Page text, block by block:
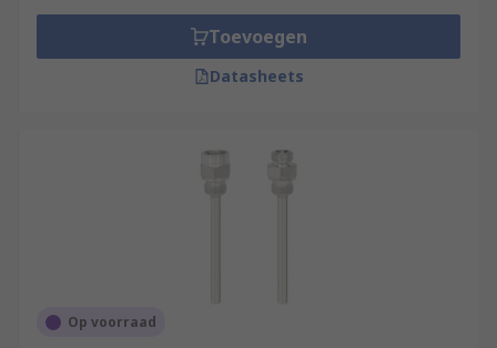
Toevoegen
Datasheets
Op voorraad